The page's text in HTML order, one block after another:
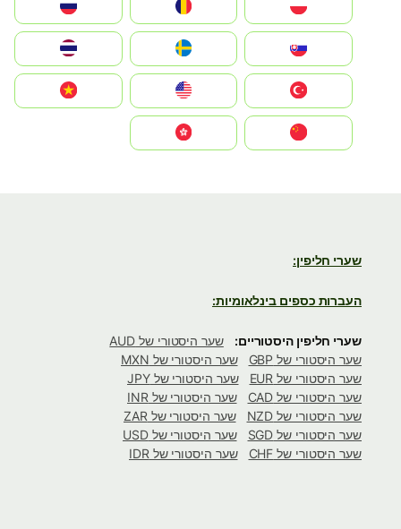
România
Slovensko
United States
Vietnam
שערי חליפין:
העברות כספים בינלאומיות:
שערי חליפין היסטוריים:
שער היסטורי של AUD
שער היסטורי של GBP
שער היסטורי של MXN
שער היסטורי של EUR
שער היסטורי של JPY
שער היסטורי של CAD
שער היסטורי של INR
שער היסטורי של NZD
שער היסטורי של ZAR
שער היסטורי של SGD
שער היסטורי של USD
שער היסטורי של CHF
שער היסטורי של IDR